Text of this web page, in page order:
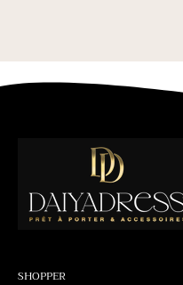
SHOPPER